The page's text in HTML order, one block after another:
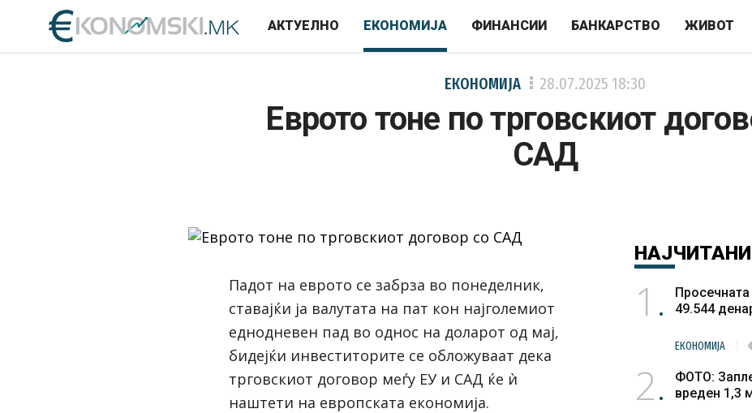
АКТУЕЛНО ЕКОНОМИЈА ФИНАНСИИ БАНКАРСТВО ЖИВОТ
ЕКОНОМИЈА 28.07.2025 18:30
Еврото тоне по трговскиот
САД
Падот на еврото се забрза во понеделник,
ставајќи ја валутата на пат кон најголемиот
еднодневен пад во однос на доларот од мај,
бидејќи инвеститорите се обложуваат дека
трговскиот договор меѓу ЕУ и САД ќе ѝ
наштети на европската економија.
НАЈЧИТАНИ
1
Просечната
49.544
ЕКОНОМИЈА
2
ФОТО:
вреден 1,3